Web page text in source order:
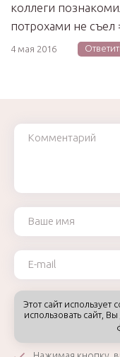
коллеги
потрохами не съел
4 мая 2016
Комментарий
Ваше имя
Ваш e-mail
Этот сайт
использовать сайт,